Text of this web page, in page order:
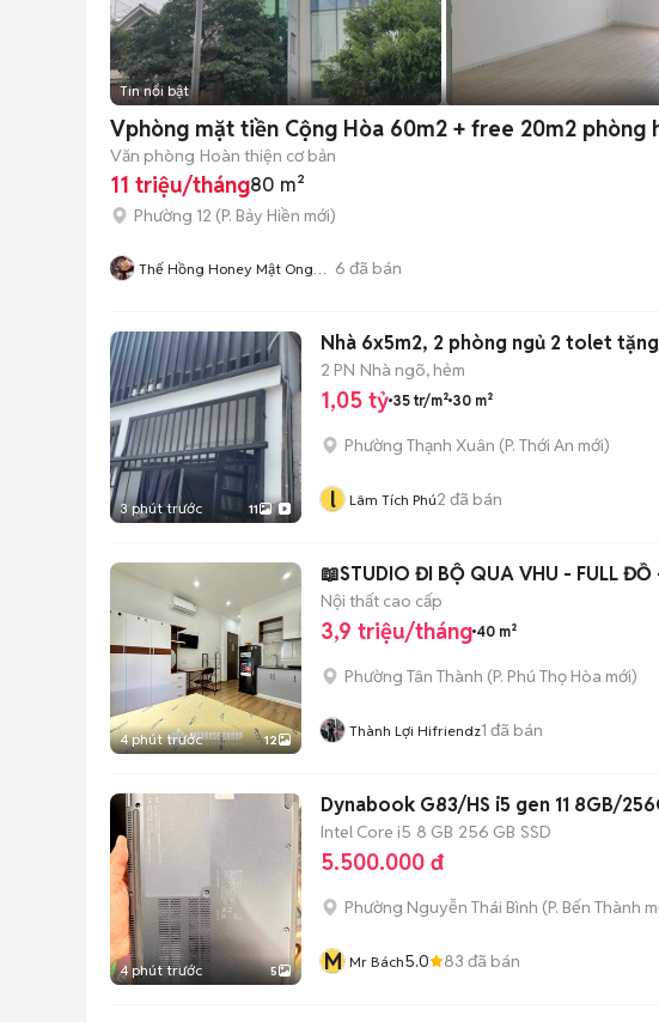
Tin nổi bật
Vphòng mặt tiền Cộng Hòa 60m2 + free 20m2 phòng
Văn phòng Hoàn thiện cơ bản
11 triệu/tháng80 m²
Phường 12 (P. Bảy Hiền mới)
Thế Hồng Honey Mật Ong
6 đã bán
3 phút trước 11
Nhà 6x5m2, 2 phòng ngủ 2 tolet
2 PN Nhà ngõ, hẻm
1,05 tỷ 35 tr/m² 30 m²
Phường Thạnh Xuân (P. Thới An mới)
l Lâm Tích Phú2 đã bán
4 phút trước 12
📖STUDIO ĐI BỘ QUA VHU - FULL ĐỒ
Nội thất cao cấp
3,9 triệu/tháng 40 m²
Phường Tân Thành (P. Phú Thọ Hòa mới)
Thành Lợi Hifriendz1 đã bán
4 phút trước 5
Dynabook G83/HS i5 gen 11 8GB/
Intel Core i5 8 GB 256 GB SSD
5.500.000 đ
Phường Nguyễn Thái Bình (P. Bến Thành
M Mr Bách5.0 83 đã bán